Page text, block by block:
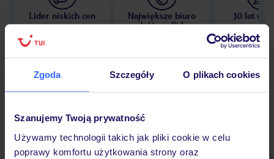
Zgoda Szczegóły O plikach cookies
Szanujemy Twoją prywatność
Używamy technologii takich jak pliki cookie w celu
poprawy komfortu użytkowania strony oraz
Lider niskich cen
Największe biuro
podróży w Polsce
30 lat w
Opinie